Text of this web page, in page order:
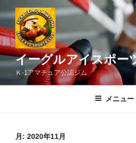
ン
テ
ン
ツ
へ
ス
イーグルアイスポー
Ｋ-1アマチュア公認ジム
メニュー
月: 2020年11月